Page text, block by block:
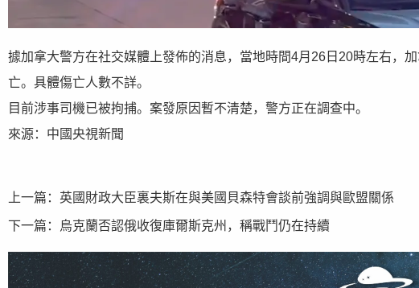
據加拿大警方在社交媒體上發佈的消息，當地時間4月26日20時左右，
亡。具體傷亡人數不詳。
目前涉事司機已被拘捕。案發原因暫不清楚，警方正在調查中。
來源：中國央視新聞
上一篇： 英國財政大臣裏夫斯在與美國貝森特會談前強調與歐盟關係
下一篇： 烏克蘭否認俄收復庫爾斯克州，稱戰鬥仍在持續